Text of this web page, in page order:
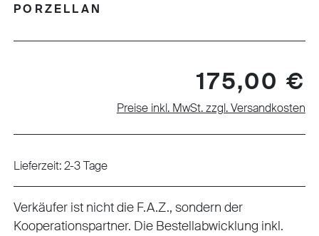
PORZELLAN
175,00 €
Preise inkl. MwSt. zzgl. Versandkosten
Lieferzeit: 2-3 Tage
Verkäufer ist nicht die F.A.Z., sondern der
Kooperationspartner. Die Bestellabwicklung inkl.